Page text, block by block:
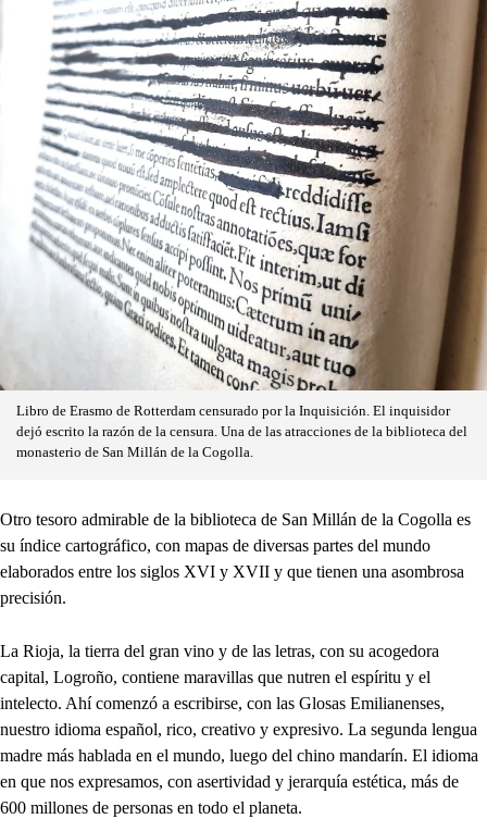
Libro de Erasmo de Rotterdam censurado por la Inquisición. El inquisidor
dejó escrito la razón de la censura. Una de las atracciones de la biblioteca del
monasterio de San Millán de la Cogolla.
Otro tesoro admirable de la biblioteca de San Millán de la Cogolla es
su índice cartográfico, con mapas de diversas partes del mundo
elaborados entre los siglos XVI y XVII y que tienen una asombrosa
precisión.
La Rioja, la tierra del gran vino y de las letras, con su acogedora
capital, Logroño, contiene maravillas que nutren el espíritu y el
intelecto. Ahí comenzó a escribirse, con las Glosas Emilianenses,
nuestro idioma español, rico, creativo y expresivo. La segunda lengua
madre más hablada en el mundo, luego del chino mandarín. El idioma
en que nos expresamos, con asertividad y jerarquía estética, más de
600 millones de personas en todo el planeta.